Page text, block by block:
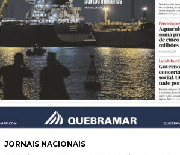
JORNAIS NACIONAIS